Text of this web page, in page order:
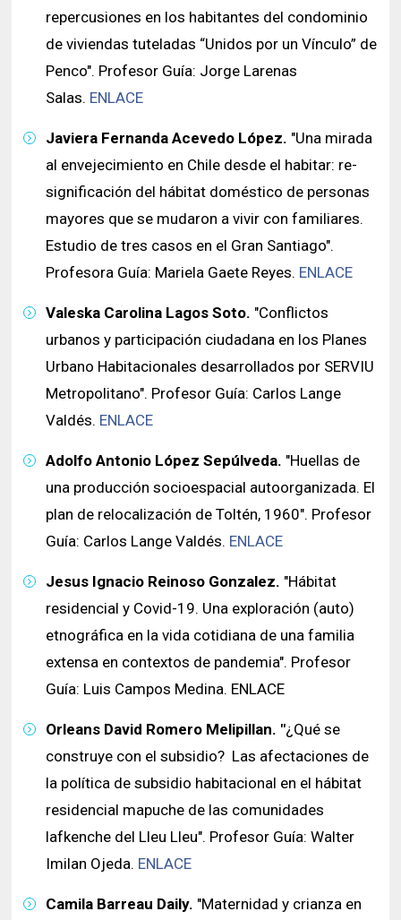
repercusiones en los habitantes del condominio
de viviendas tuteladas “Unidos por un Vínculo” de
Penco". Profesor Guía: Jorge Larenas
Salas. ENLACE
Javiera Fernanda Acevedo López. "Una mirada
al envejecimiento en Chile desde el habitar: re-
significación del hábitat doméstico de personas
mayores que se mudaron a vivir con familiares.
Estudio de tres casos en el Gran Santiago".
Profesora Guía: Mariela Gaete Reyes. ENLACE
Valeska Carolina Lagos Soto. "Conflictos
urbanos y participación ciudadana en los Planes
Urbano Habitacionales desarrollados por SERVIU
Metropolitano". Profesor Guía: Carlos Lange
Valdés. ENLACE
Adolfo Antonio López Sepúlveda. "Huellas de
una producción socioespacial autoorganizada. El
plan de relocalización de Toltén, 1960". Profesor
Guía: Carlos Lange Valdés. ENLACE
Jesus Ignacio Reinoso Gonzalez. "Hábitat
residencial y Covid-19. Una exploración (auto)
etnográfica en la vida cotidiana de una familia
extensa en contextos de pandemia". Profesor
Guía: Luis Campos Medina. ENLACE
Orleans David Romero Melipillan. "¿Qué se
construye con el subsidio? Las afectaciones de
la política de subsidio habitacional en el hábitat
residencial mapuche de las comunidades
lafkenche del Lleu Lleu". Profesor Guía: Walter
Imilan Ojeda. ENLACE
Camila Barreau Daily. "Maternidad y crianza en